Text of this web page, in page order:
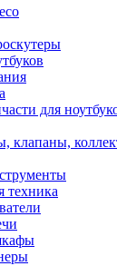
для
клапаны,
техника